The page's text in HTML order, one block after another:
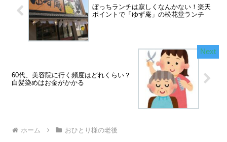
ぼっちランチは寂しくなんかない！楽天
ポイントで「ゆず庵」の松花堂ランチ
60代、美容院に行く頻度はどれくらい？
白髪染めはお金がかかる
ホーム おひとり様の老後